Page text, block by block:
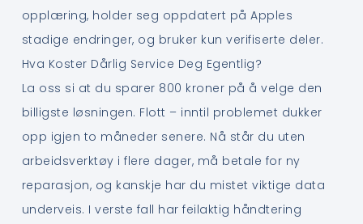
opplæring, holder seg oppdatert på Apples
stadige endringer, og bruker kun verifiserte deler.
Hva Koster Dårlig Service Deg Egentlig?
La oss si at du sparer 800 kroner på å velge den
billigste løsningen. Flott – inntil problemet dukker
opp igjen to måneder senere. Nå står du uten
arbeidsverktøy i flere dager, må betale for ny
reparasjon, og kanskje har du mistet viktige data
underveis. I verste fall har feilaktig håndtering